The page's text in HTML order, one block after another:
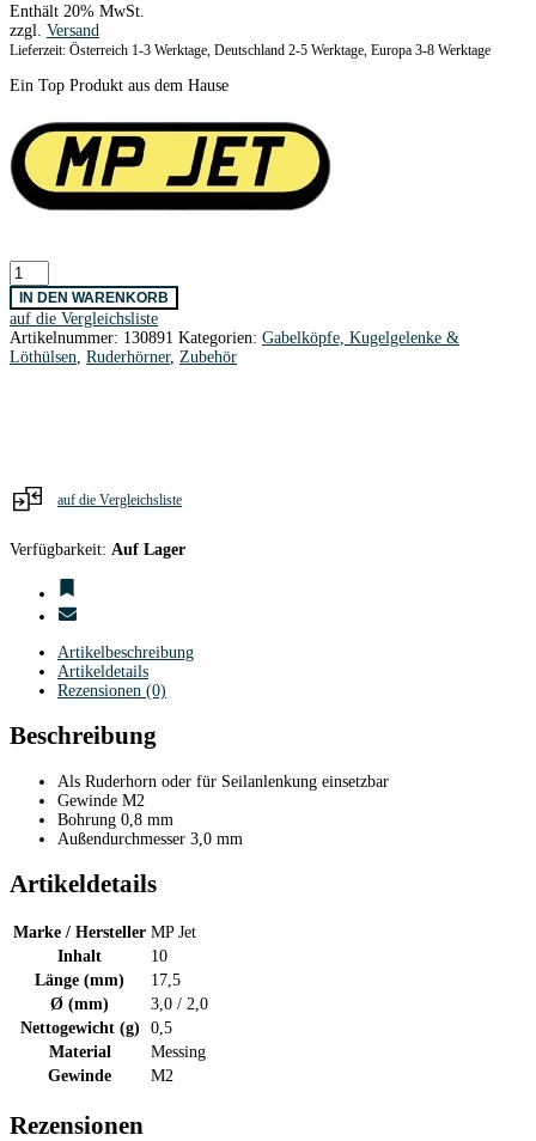
Enthält 20% MwSt.
zzgl. Versand
Lieferzeit: Österreich 1-3 Werktage, Deutschland 2-5 Werktage, Europa 3-8 Werktage
Ein Top Produkt aus dem Hause
Augenschrauben
Messing
M2
/
10
Stk.
IN DEN WARENKORB
auf die Vergleichsliste
Artikelnummer: 130891 Kategorien: Gabelköpfe, Kugelgelenke &
Löthülsen Ruderhörner, Zubehör
auf die Vergleichsliste
Verfügbarkeit: Auf Lager
Artikelbeschreibung
Artikeldetails
Rezensionen (0)
Beschreibung
Als Ruderhorn oder für Seilanlenkung einsetzbar
Gewinde M2
Bohrung 0,8 mm
Außendurchmesser 3,0 mm
Artikeldetails
Marke / Hersteller MP Jet
Inhalt
10
Länge (mm)
17,5
Ø (mm)
3,0 / 2,0
Nettogewicht (g)
0,5
Material
Messing
Gewinde
M2
Rezensionen